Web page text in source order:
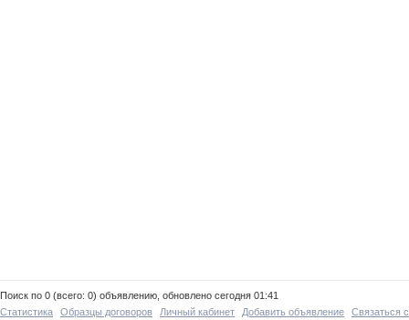
Поиск по 0 (всего: 0) объявлению, обновлено сегодня 01:41
Статистика
Образцы договоров Личный кабинет Добавить объявление Связаться